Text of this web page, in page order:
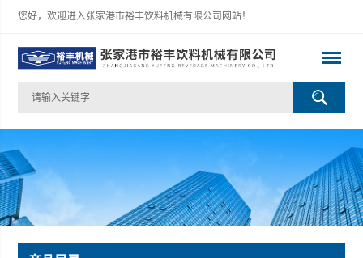
您好，欢迎进入张家港市裕丰饮料机械有限公司网站！